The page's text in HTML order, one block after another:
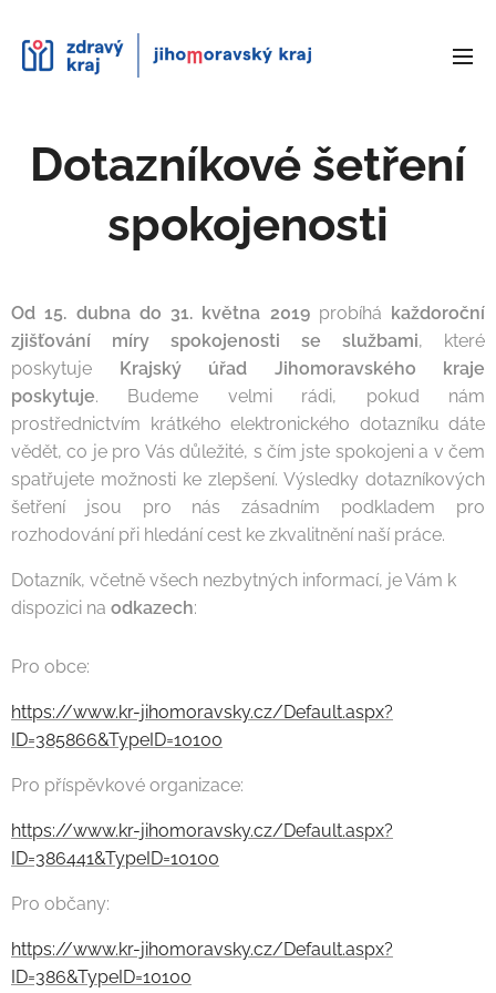
Dotazníkové šetření
spokojenosti
Od 15. dubna do 31. května 2019 probíhá každoroční
zjišťování míry spokojenosti se službami, které
poskytuje Krajský úřad Jihomoravského kraje
poskytuje. Budeme velmi rádi, pokud nám
prostřednictvím krátkého elektronického dotazníku dáte
vědět, co je pro Vás důležité, s čím jste spokojeni a v čem
spatřujete možnosti ke zlepšení. Výsledky dotazníkových
šetření jsou pro nás zásadním podkladem pro
rozhodování při hledání cest ke zkvalitnění naší práce.
Dotazník, včetně všech nezbytných informací, je Vám k
dispozici na odkazech:
Pro obce:
https://www.kr-jihomoravsky.cz/Default.aspx?
ID=385866&TypeID=10100
Pro příspěvkové organizace:
https://www.kr-jihomoravsky.cz/Default.aspx?
ID=386441&TypeID=10100
Pro občany:
https://www.kr-jihomoravsky.cz/Default.aspx?
ID=386&TypeID=10100